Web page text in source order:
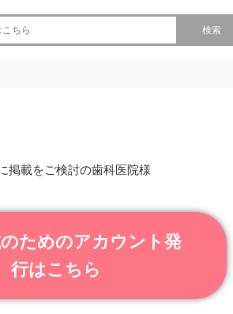
検索
掲載をご検討の歯科医院様
ためのアカウント発
行はこちら